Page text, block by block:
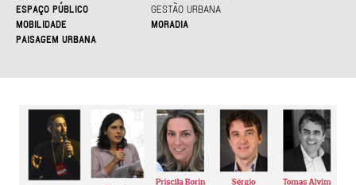
ESPAÇO PÚBLICO
GESTÃO URBANA
MOBILIDADE
MORADIA
PAISAGEM URBANA